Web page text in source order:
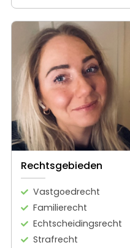
Rechtsgebieden
Vastgoedrecht
Familierecht
Echtscheidingsrecht
Strafrecht